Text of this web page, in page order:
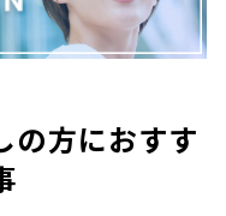
の方におすす